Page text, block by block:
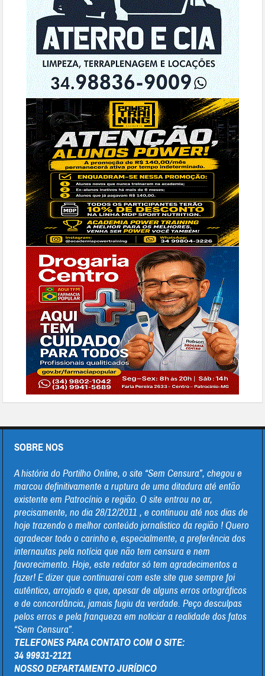
SOBRE NOS
A história do Portilho Online, o site “Sem Censura”, chegou e
marcou definitivamente a ruptura de uma ditadura até então
existente em Patrocínio e região. O site entrou no ar,
precisamente, no dia 28/12/2011 , e continuou até nos dias de
hoje trazendo o melhor conteúdo jornalistico da região ! Quero
agradecer todo o carinho e, especialmente, a preferência dos
internautas pela notícia que não tem censura e nem
favorecimento. Hoje, este redator só tem agradecimentos a
fazer! E dizer que continuarei com este site que sempre foi
autêntico, arrojado e que, apesar de alguns erros ortográficos
e de concordância, jamais fugiu da verdade. Peço desculpas
pelos erros e pela franqueza em noticiar a realidade dos fatos
“Sem Censura”.
TELEFONES PARA CONTATO COM O SITE:
34 99931-2121
NOSSO DEPARTAMENTO JURÍDICO